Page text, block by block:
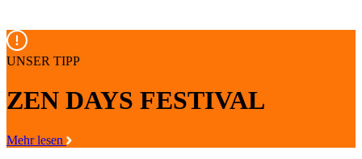
UNSER TIPP
ZEN DAYS FESTIVAL
Mehr lesen